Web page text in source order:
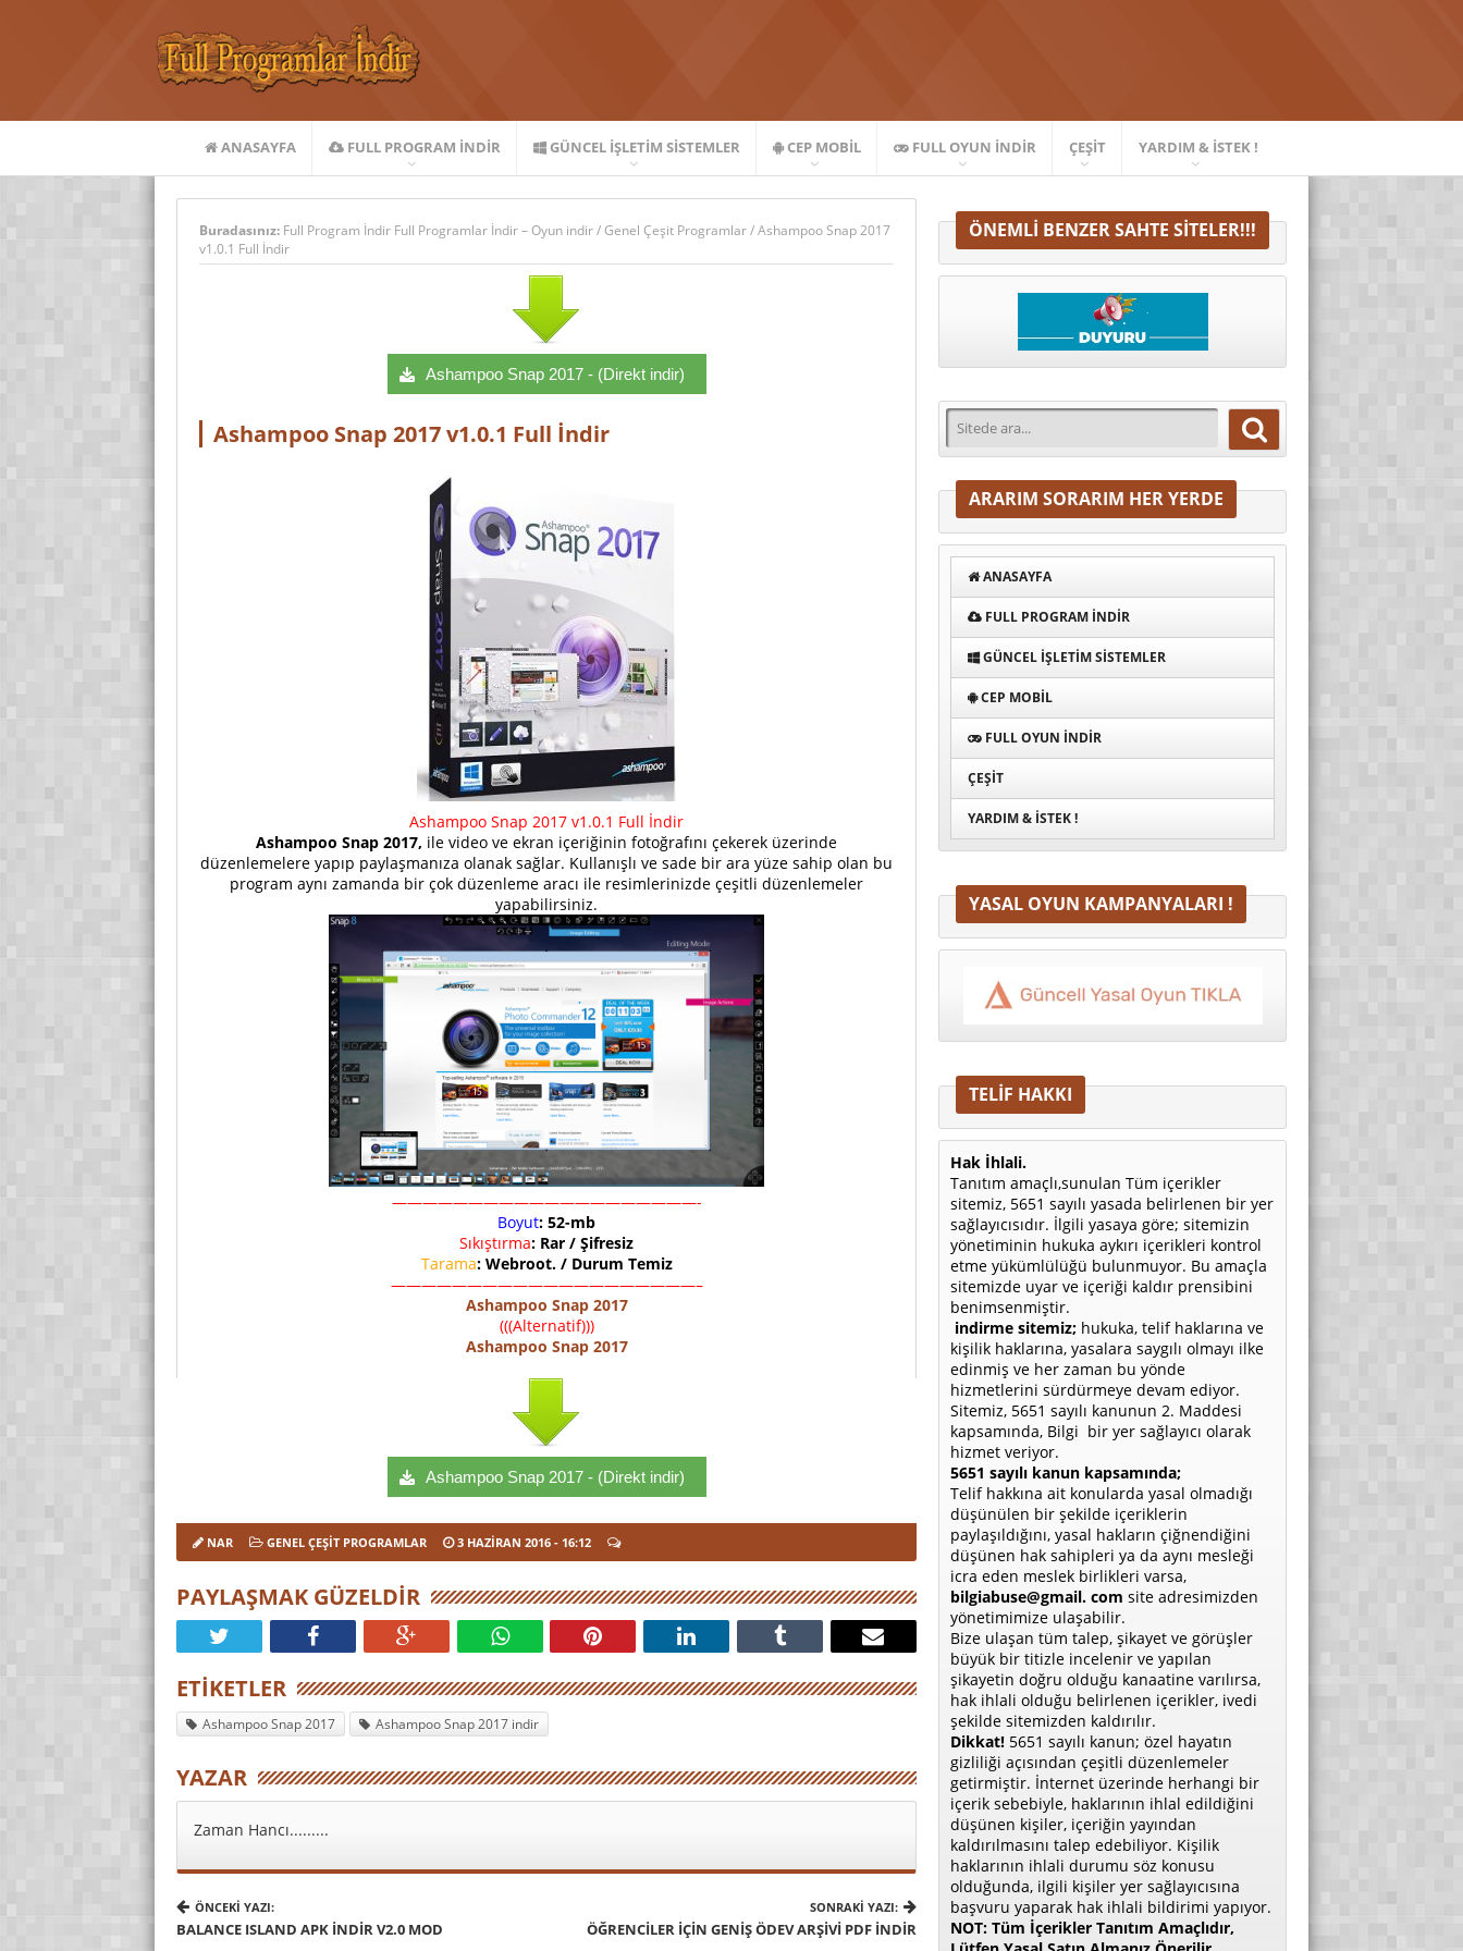
ANASAYFA FULL PROGRAM INDIR GÜNCEL İŞLETIM SISTEMLER CEP MOBIL FULL OYUN İNDIR ÇEŞIT YARDIM & İSTEK !
Buradasınız: Full Program İndir Full Programlar İndir – Oyun indir/Genel Çeşit Programlar/Ashampoo Snap 2017
v1.0.1 Full İndir
Ashampoo Snap 2017 - (Direkt indir)
Ashampoo Snap 2017 v1.0.1 Full İndir
Ashampoo Snap 2017 v1.0.1 Full İndir
Ashampoo Snap 2017, ile video ve ekran içeriğinin fotoğrafını çekerek üzerinde
düzenlemelere yapıp paylaşmanıza olanak sağlar. Kullanışlı ve sade bir ara yüze sahip olan bu
program aynı zamanda bir çok düzenleme aracı ile resimlerinizde çeşitli düzenlemeler
yapabilirsiniz.
————————————————————-
Boyut: 52-mb
Sıkıştırma: Rar / Şifresiz
Tarama: Webroot. / Durum Temiz
————————————————————–
Ashampoo Snap 2017
(((Alternatif)))
Ashampoo Snap 2017
Ashampoo Snap 2017 - (Direkt indir)
NAR GENEL ÇEŞIT PROGRAMLAR 3 HAZIRAN 2016 - 16:12
PAYLAŞMAK GÜZELDIR
ETIKETLER
Ashampoo Snap 2017 Ashampoo Snap 2017 indir
YAZAR
Zaman Hancı.........
ÖNCEKI YAZI:
BALANCE ISLAND APK İNDIR V2.0 MOD
SONRAKI YAZI:
ÖĞRENCILER İÇIN GENIŞ ÖDEV ARŞIVI PDF İNDIR
ÖNEMLI BENZER SAHTE SITELER!!!
ARARIM SORARIM HER YERDE
ANASAYFA
FULL PROGRAM INDIR
GÜNCEL İŞLETIM SISTEMLER
CEP MOBIL
FULL OYUN İNDIR
ÇEŞIT
YARDIM & İSTEK !
YASAL OYUN KAMPANYALARI !
TELİF HAKKI
Hak İhlali.
Tanıtım amaçlı,sunulan Tüm içerikler
sitemiz, 5651 sayılı yasada belirlenen bir yer
sağlayıcısıdır. İlgili yasaya göre; sitemizin
yönetiminin hukuka aykırı içerikleri kontrol
etme yükümlülüğü bulunmuyor. Bu amaçla
sitemizde uyar ve içeriği kaldır prensibini
benimsenmiştir.
indirme sitemiz; hukuka, telif haklarına ve
kişilik haklarına, yasalara saygılı olmayı ilke
edinmiş ve her zaman bu yönde
hizmetlerini sürdürmeye devam ediyor.
Sitemiz, 5651 sayılı kanunun 2. Maddesi
kapsamında, Bilgi bir yer sağlayıcı olarak
hizmet veriyor.
5651 sayılı kanun kapsamında;
Telif hakkına ait konularda yasal olmadığı
düşünülen bir şekilde içeriklerin
paylaşıldığını, yasal hakların çiğnendiğini
düşünen hak sahipleri ya da aynı mesleği
icra eden meslek birlikleri varsa,
bilgiabuse@gmail. com site adresimizden
yönetimimize ulaşabilir.
Bize ulaşan tüm talep, şikayet ve görüşler
büyük bir titizle incelenir ve yapılan
şikayetin doğru olduğu kanaatine varılırsa,
hak ihlali olduğu belirlenen içerikler, ivedi
şekilde sitemizden kaldırılır.
Dikkat! 5651 sayılı kanun; özel hayatın
gizliliği açısından çeşitli düzenlemeler
getirmiştir. İnternet üzerinde herhangi bir
içerik sebebiyle, haklarının ihlal edildiğini
düşünen kişiler, içeriğin yayından
kaldırılmasını talep edebiliyor. Kişilik
haklarının ihlali durumu söz konusu
olduğunda, ilgili kişiler yer sağlayıcısına
başvuru yaparak hak ihlali bildirimi yapıyor.
NOT: Tüm İçerikler Tanıtım Amaçlıdır,